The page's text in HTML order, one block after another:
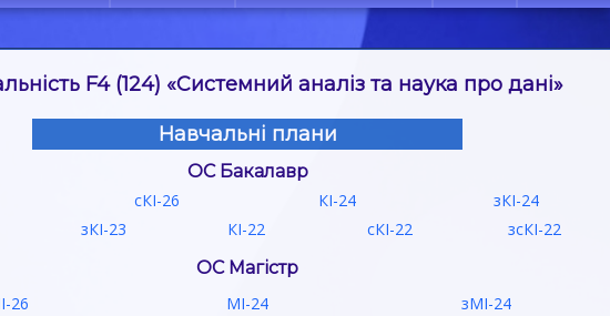
F4 (124) «Системний аналіз та наука про дані»
Навчальні плани
ОС Бакалавр
сКІ-26 КІ-24
зКІ-24
зКІ-23 КІ-22 сКІ-22
зсКІ-22
ОС Магістр
26
МІ-24 зМІ-24